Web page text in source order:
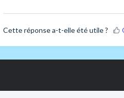
Cette réponse a-t-elle été utile ?